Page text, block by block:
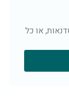
או כל